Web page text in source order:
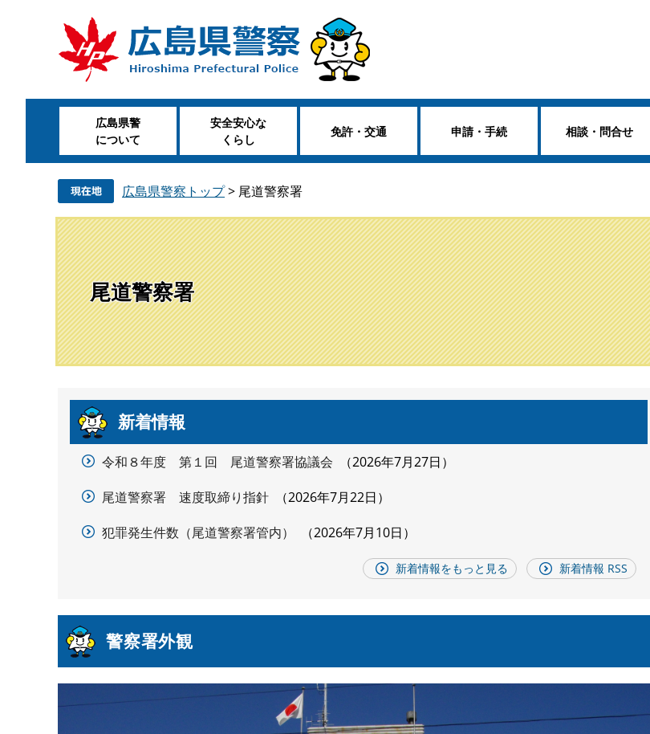
。
て
広島県警
について
安全安心な
くらし
免許・交通 申請・手続 相談・問合せ
広島県警察トップ> 尾道警察署
尾道警察署
新着情報
令和８年度 第１回 尾道警察署協議会
2026年7月27日
尾道警察署 速度取締り指針
2026年7月22日
犯罪発生件数（尾道警察署管内）
2026年7月10日
新着情報をもっと見る 新着情報 RSS
警察署外観